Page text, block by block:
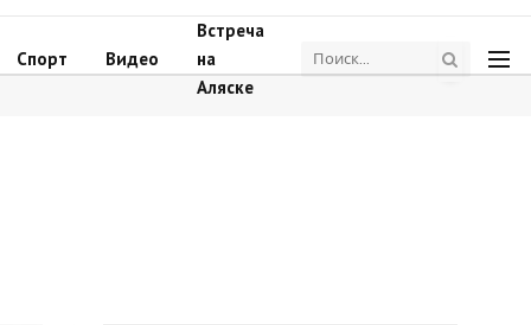
Спорт Видео
Встреча
на
Аляске